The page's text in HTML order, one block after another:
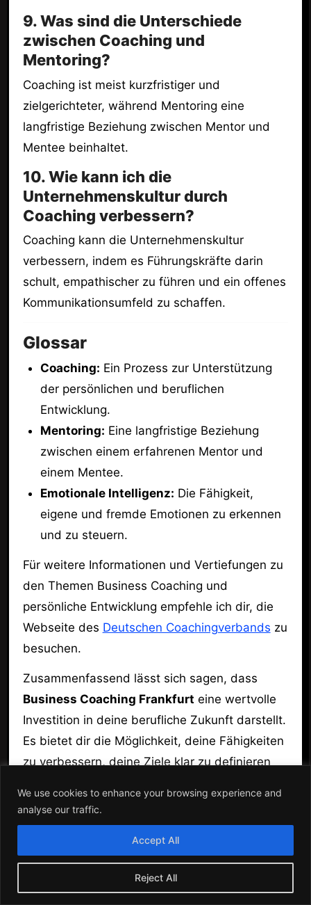
We use cookies to enhance your browsing experience and
analyse our traffic.
Reject All
Accept All
9. Was sind die Unterschiede
zwischen Coaching und
Mentoring?
Coaching ist meist kurzfristiger und
zielgerichteter, während Mentoring eine
langfristige Beziehung zwischen Mentor und
Mentee beinhaltet.
10. Wie kann ich die
Unternehmenskultur durch
Coaching verbessern?
Coaching kann die Unternehmenskultur
verbessern, indem es Führungskräfte darin
schult, empathischer zu führen und ein offenes
Kommunikationsumfeld zu schaffen.
Glossar
Coaching: Ein Prozess zur Unterstützung
der persönlichen und beruflichen
Entwicklung.
Mentoring: Eine langfristige Beziehung
zwischen einem erfahrenen Mentor und
einem Mentee.
Emotionale Intelligenz: Die Fähigkeit,
eigene und fremde Emotionen zu erkennen
und zu steuern.
Für weitere Informationen und Vertiefungen zu
den Themen Business Coaching und
persönliche Entwicklung empfehle ich dir, die
Webseite des Deutschen Coachingverbands zu
besuchen.
Zusammenfassend lässt sich sagen, dass
Business Coaching Frankfurt eine wertvolle
Investition in deine berufliche Zukunft darstellt.
Es bietet dir die Möglichkeit, deine Fähigkeiten
zu verbessern, deine Ziele klar zu definieren
führen.